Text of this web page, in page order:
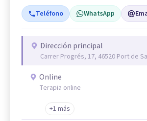
Teléfono WhatsApp
Dirección principal
Carrer Progrés, 17, 46520 Port de
Online
Terapia online
+1 más